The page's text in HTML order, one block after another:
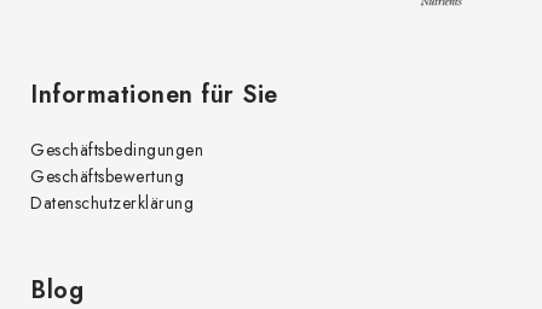
Informationen für Sie
Geschäftsbedingungen
Geschäftsbewertung
Datenschutzerklärung
Blog